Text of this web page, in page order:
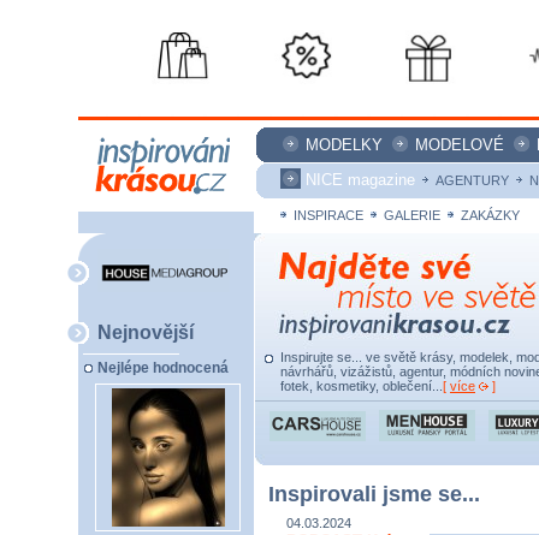
MODELKY MODELOVÉ
NICE magazine
AGENTURY
INSPIRACE GALERIE ZAKÁZKY
Nejnovější
Nejlépe hodnocená
Inspirujte se... ve světě krásy, modelek,
návrhářů, vizážistů, agentur, módních
fotek, kosmetiky, oblečení... [ více ]
Inspirovali jsme se...
04.03.2024